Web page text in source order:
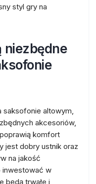
styl gry na
niezbędne
altowym,
akcesoriów,
komfort
jest dobry ustnik oraz
na jakość
inwestować w
będą trwałe i